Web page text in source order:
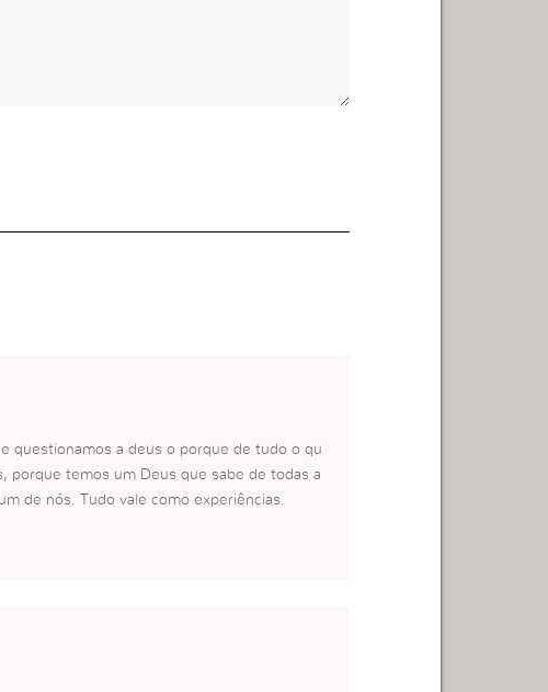
questionamos a deus o porque de tudo o qu
porque temos um Deus que sabe de todas a
de nós. Tudo vale como experiências.